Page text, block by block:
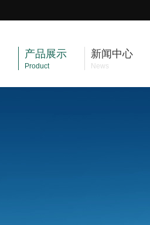
产品展示
Product
新闻中心
News